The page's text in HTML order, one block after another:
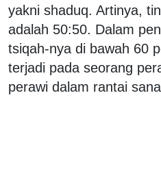
yakni shaduq. Artinya,
adalah 50:50. Dalam
tsiqah-nya di bawah 60
terjadi pada seorang
perawi dalam rantai